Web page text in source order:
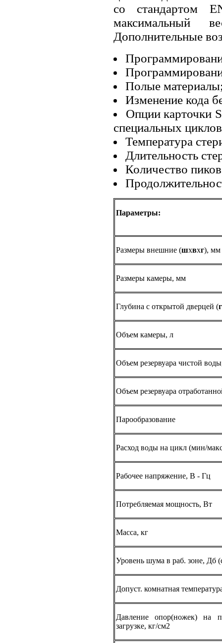
со стандартом
максимальный
Дополнительные
Полые
Изменение кода
Опции карточки
специальных
Температура
Длительность
Количество
Параметры:
Размеры внешние (шхвхг), мм
Размеры камеры, мм
Глубина с открытой дверцей (г
Объем камеры, л
Объем резервуара чистой
Объем резервуара
Парообразование
Расход воды на цикл (мин/
Рабочее напряжение, В - Гц
Потребляемая мощность, Вт
Масса, кг
Уровень шума в раб. зоне, Дб
Допуст. комнатная
Давление опор(ножек) на
загрузке, кг/см2